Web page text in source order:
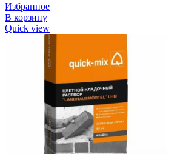
Избранное
В корзину
Quick view